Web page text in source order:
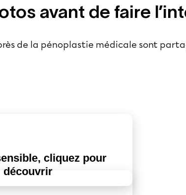
avant de faire
de la pénoplastie médicale sont
cliquez pour
découvrir